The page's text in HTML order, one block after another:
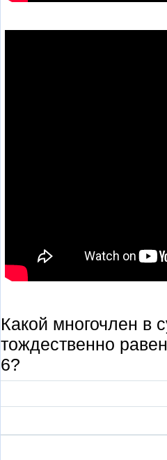
Какой многочлен
тождественно
6?